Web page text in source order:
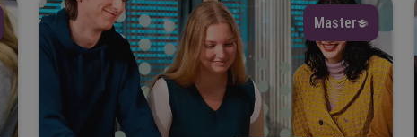
Lesplaats
Selecteer
Startmoment
Master